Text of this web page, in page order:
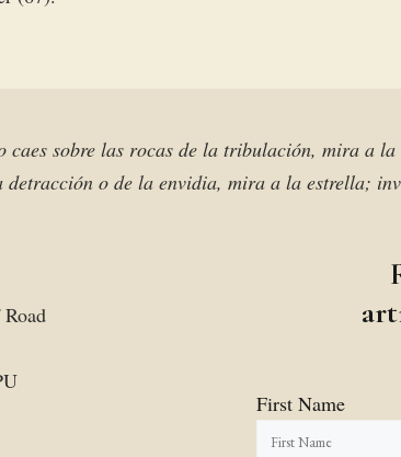
caes sobre las rocas de la tribulación, mira a
detracción o de la envidia, mira a la estrella;
First Name